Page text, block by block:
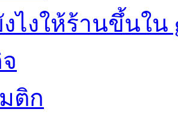
ไงให้ร้านขึ้นใน
ติก